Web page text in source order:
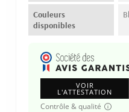
Couleurs
disponibles
VOIR
L'ATTESTATION
Contrôle & qualité